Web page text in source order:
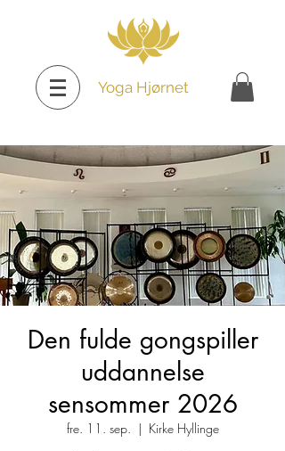
Yoga Hjørnet
Den fulde gongspiller
uddannelse
sensommer 2026
fre. 11. sep.
  |
Kirke Hyllinge